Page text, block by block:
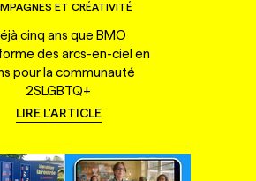
ET CRÉATIVITÉ
cinq ans que BMO
des arcs-en-ciel en
pour la communauté
2SLGBTQ+
LIRE L'ARTICLE